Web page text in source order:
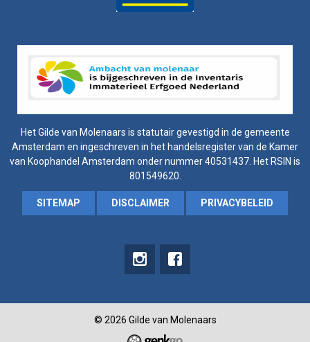
Het Gilde van Molenaars is statutair gevestigd in de gemeente
Amsterdam en ingeschreven in het handelsregister van de Kamer
van Koophandel Amsterdam onder nummer 40531437. Het RSIN is
801549620.
SITEMAP DISCLAIMER PRIVACYBELEID
instagram
© 2026 Gilde van Molenaars